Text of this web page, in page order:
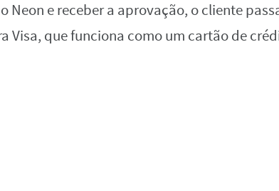
Neon e receber a aprovação, o cliente
Visa, que funciona como um cartão de